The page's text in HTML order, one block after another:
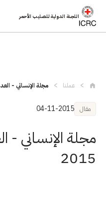
اللجنة الدولية للصليب الأحمر
عملنا مجلة الإنساني - العدد 59 – صيف
مقال 04-11-2015
2015